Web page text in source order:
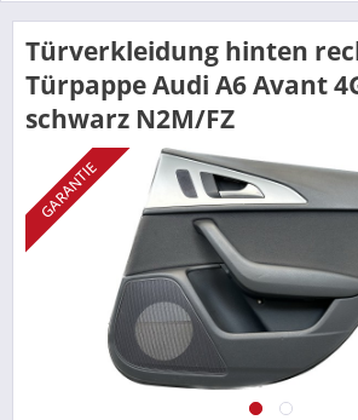
Türverkleidung hinten
Türpappe Audi A6 Avant
schwarz N2M/FZ
GARANTIE